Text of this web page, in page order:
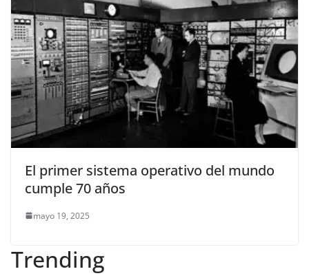
El primer sistema operativo del mundo
cumple 70 años
mayo 19, 2025
Trending